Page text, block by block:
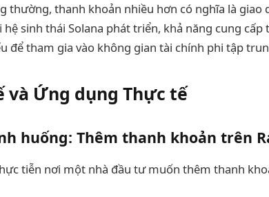
thường, thanh khoản nhiều hơn có nghĩa là giao
hệ sinh thái Solana phát triển, khả năng cung
để tham gia vào không gian tài chính phi tập
và Ứng dụng Thực tế
huống: Thêm thanh khoản trên
tiễn nơi một nhà đầu tư muốn thêm thanh